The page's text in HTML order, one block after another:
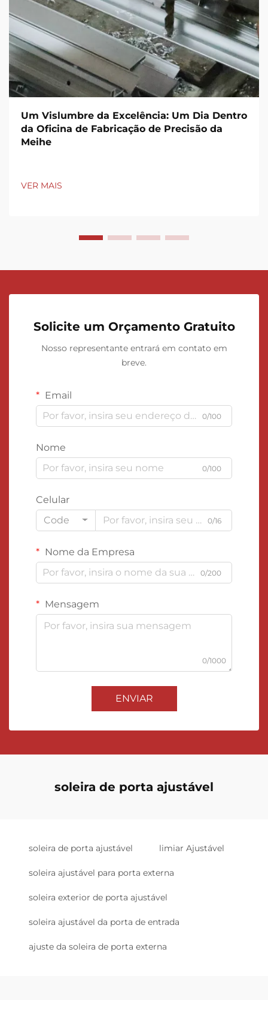
Um Vislumbre da Excelência: Um Dia Dentro
da Oficina de Fabricação de Precisão da
Meihe
VER MAIS
Solicite um Orçamento Gratuito
Nosso representante entrará em contato em
breve.
Email
0/100
Nome
0/100
Celular
Code
0/16
Nome da Empresa
0/200
Mensagem
0/1000
ENVIAR
soleira de porta ajustável
soleira de porta ajustável limiar Ajustável
soleira ajustável para porta externa
soleira exterior de porta ajustável
soleira ajustável da porta de entrada
ajuste da soleira de porta externa